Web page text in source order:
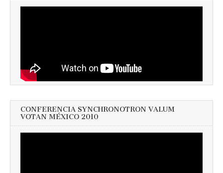
CONFERENCIA SYNCHRONOTRON VALUM
VOTAN MÉXICO 2010